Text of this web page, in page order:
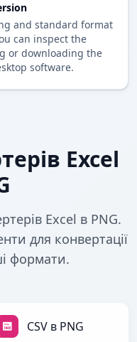
and standard format
can inspect the
or downloading the
software.
Excel
Excel в PNG.
для конвертації
формати.
CSV в PNG